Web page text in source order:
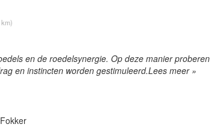
en de roedelsynergie. Op deze manier proberen
en instincten worden gestimuleerd.Lees meer »